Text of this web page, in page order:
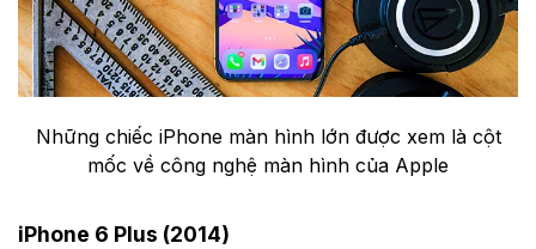
Những chiếc iPhone màn hình lớn được xem là cột
mốc về công nghệ màn hình của Apple
iPhone 6 Plus (2014)